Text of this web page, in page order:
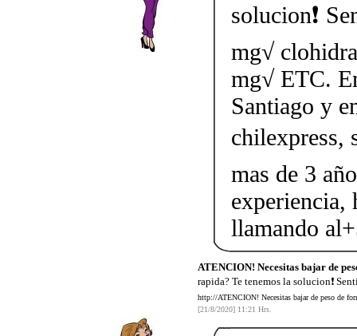
solucion❗
mg√
mg√ ETC.
Santiago y
chilexpress,
mas de 3
experiencia,
llamando
ATENCION! Necesitas bajar de
rapida? Te tenemos la solucion❗
http://ATENCION! Necesitas bajar de peso de
[21/8/2020] 11:21 Hrs.